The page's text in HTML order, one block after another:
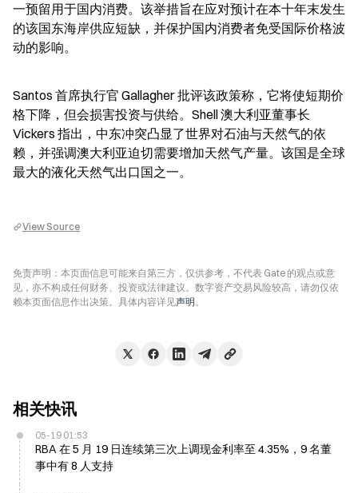
一预留用于国内消费。该举措旨在应对预计在本十年末发生
的该国东海岸供应短缺，并保护国内消费者免受国际价格波
动的影响。
Santos 首席执行官 Gallagher 批评该政策称，它将使短期价
格下降，但会损害投资与供给。Shell 澳大利亚董事长
Vickers 指出，中东冲突凸显了世界对石油与天然气的依
赖，并强调澳大利亚迫切需要增加天然气产量。该国是全球
最大的液化天然气出口国之一。
View Source
免责声明：本页面信息可能来自第三方，仅供参考，不代表 Gate 的观点或意
见，亦不构成任何财务、投资或法律建议。数字资产交易风险较高，请勿仅依
赖本页面信息作出决策。具体内容详见声明。
相关快讯
05-19 01:53
RBA 在 5 月 19 日连续第三次上调现金利率至 4.35%，9 名董
事中有 8 人支持